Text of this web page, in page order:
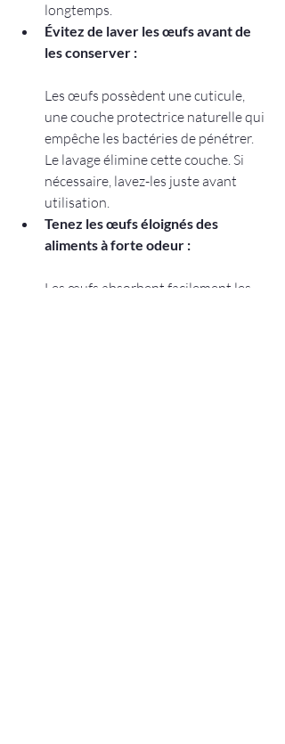
longtemps.
Évitez de laver les œufs avant de
les conserver :
Les œufs possèdent une cuticule,
une couche protectrice naturelle qui
empêche les bactéries de pénétrer.
Le lavage élimine cette couche. Si
nécessaire, lavez-les juste avant
utilisation.
Tenez les œufs éloignés des
aliments à forte odeur :
Les œufs absorbent facilement les